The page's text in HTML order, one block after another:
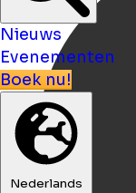
Nieuws
Evenementen
Boek nu!
Nederlands